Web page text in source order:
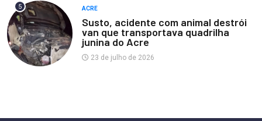
5 ACRE
Susto, acidente com animal destrói
van que transportava quadrilha
junina do Acre
23 de julho de 2026